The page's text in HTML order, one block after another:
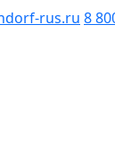
rus.ru 8